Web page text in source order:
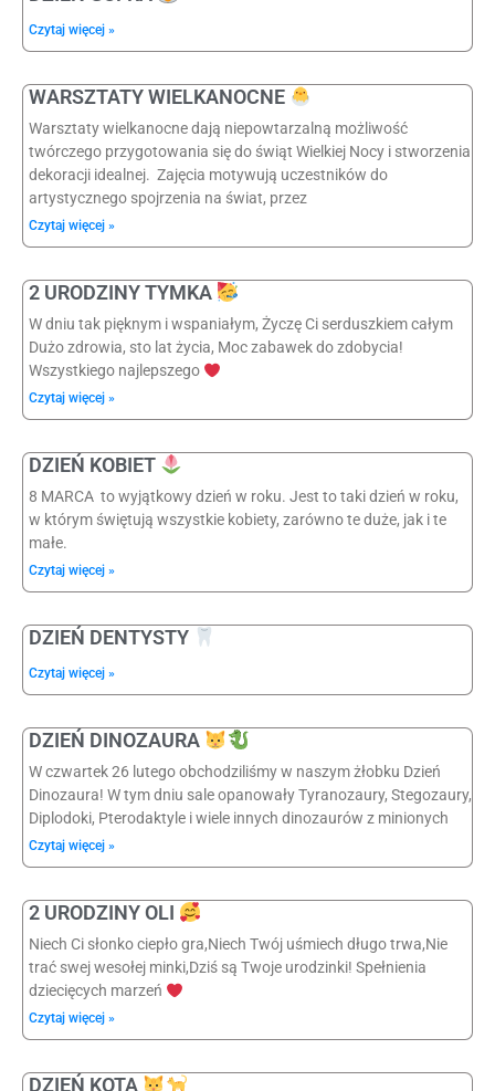
Czytaj więcej »
WARSZTATY WIELKANOCNE
Warsztaty wielkanocne dają niepowtarzalną możliwość
twórczego przygotowania się do świąt Wielkiej Nocy i stworzenia
dekoracji idealnej. Zajęcia motywują uczestników do
artystycznego spojrzenia na świat, przez
Czytaj więcej »
2 URODZINY TYMKA
W dniu tak pięknym i wspaniałym, Życzę Ci serduszkiem całym
Dużo zdrowia, sto lat życia, Moc zabawek do zdobycia!
Wszystkiego najlepszego
Czytaj więcej »
DZIEŃ KOBIET
8 MARCA to wyjątkowy dzień w roku. Jest to taki dzień w roku,
w którym świętują wszystkie kobiety, zarówno te duże, jak i te
małe.
Czytaj więcej »
DZIEŃ DENTYSTY
Czytaj więcej »
DZIEŃ DINOZAURA
W czwartek 26 lutego obchodziliśmy w naszym żłobku Dzień
Dinozaura! W tym dniu sale opanowały Tyranozaury, Stegozaury,
Diplodoki, Pterodaktyle i wiele innych dinozaurów z minionych
Czytaj więcej »
2 URODZINY OLI
Niech Ci słonko ciepło gra,Niech Twój uśmiech długo trwa,Nie
trać swej wesołej minki,Dziś są Twoje urodzinki! Spełnienia
dziecięcych marzeń
Czytaj więcej »
DZIEŃ KOTA